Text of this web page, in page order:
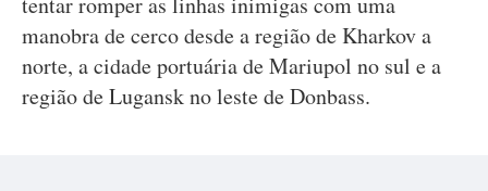
manobra de cerco desde a região de Kharkov a
norte, a cidade portuária de Mariupol no sul e a
região de Lugansk no leste de Donbass.